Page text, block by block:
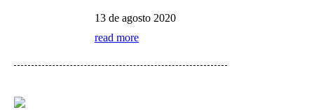
13 de agosto 2020
read more